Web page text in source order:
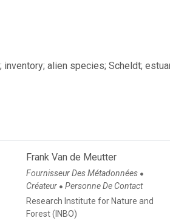
alien species; Scheldt;
Frank Van de Meutter
Fournisseur Des Métadonnées ●
Créateur ● Personne De Contact
Research Institute for Nature and
Forest (INBO)